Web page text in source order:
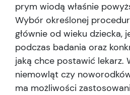
prym wiodą właśnie
Wybór określonej
głównie od wieku dziecka,
podczas badania oraz
jaką chce postawić lekarz.
niemowląt czy
ma możliwości